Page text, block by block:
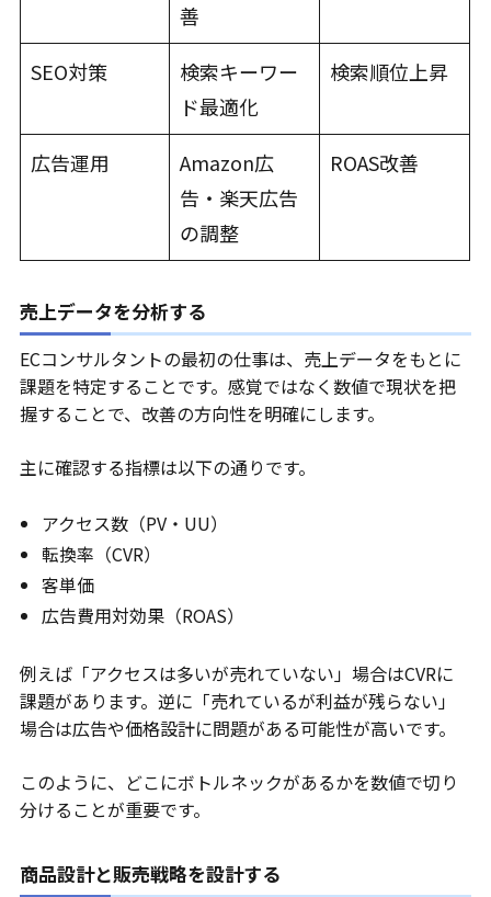
善
SEO対策
検索キーワー
ド最適化
検索順位上昇
広告運用
Amazon広
告・楽天広告
の調整
ROAS改善
売上データを分析する
ECコンサルタントの最初の仕事は、売上データをもとに
課題を特定することです。感覚ではなく数値で現状を把
握することで、改善の方向性を明確にします。
主に確認する指標は以下の通りです。
アクセス数（PV・UU）
転換率（CVR）
客単価
広告費用対効果（ROAS）
例えば「アクセスは多いが売れていない」場合はCVRに
課題があります。逆に「売れているが利益が残らない」
場合は広告や価格設計に問題がある可能性が高いです。
このように、どこにボトルネックがあるかを数値で切り
分けることが重要です。
商品設計と販売戦略を設計する